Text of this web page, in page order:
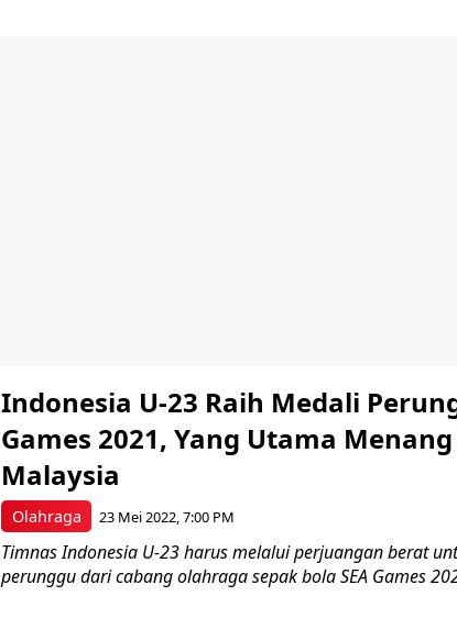
Olahraga
Indonesia U-23 Raih Medali
Games 2021, Yang Utama
Malaysia
23 Mei 2022, 7:00 PM
Timnas Indonesia U-23 harus melalui perjuangan berat
perunggu dari cabang olahraga sepak bola SEA Games